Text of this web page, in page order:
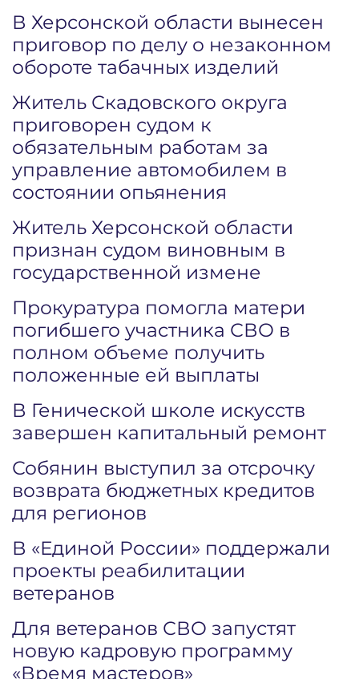
В Херсонской области вынесен
приговор по делу о незаконном
обороте табачных изделий
Житель Скадовского округа
приговорен судом к
обязательным работам за
управление автомобилем в
состоянии опьянения
Житель Херсонской области
признан судом виновным в
государственной измене
Прокуратура помогла матери
погибшего участника СВО в
полном объеме получить
положенные ей выплаты
В Генической школе искусств
завершен капитальный ремонт
Собянин выступил за отсрочку
возврата бюджетных кредитов
для регионов
В «Единой России» поддержали
проекты реабилитации
ветеранов
Для ветеранов СВО запустят
новую кадровую программу
«Время мастеров»